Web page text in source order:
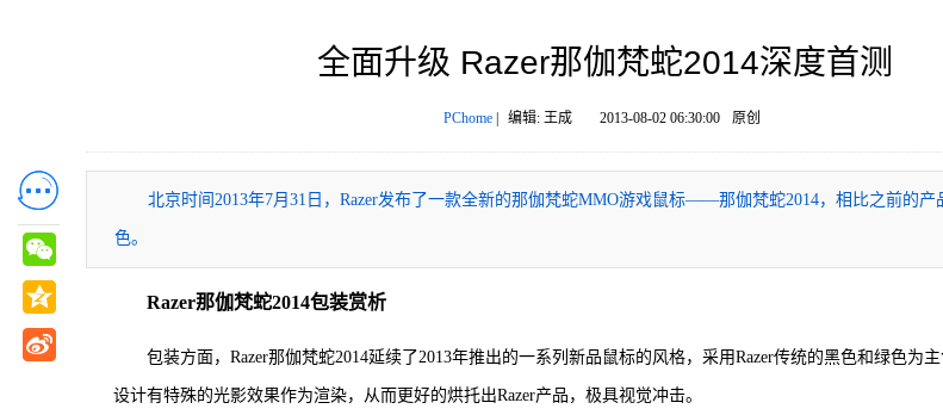
全面升级 Razer那伽梵蛇2014深度首测
PChome| 编辑: 王成 2013-08-02 06:30:00 原创
北京时间2013年7月31日，Razer发布了一款全新的那伽梵蛇MMO游戏鼠标——那伽梵蛇2014，相比之前的产
色。
Razer那伽梵蛇2014包装赏析
包装方面，Razer那伽梵蛇2014延续了2013年推出的一系列新品鼠标的风格，采用Razer传统的黑色和绿色为
设计有特殊的光影效果作为渲染，从而更好的烘托出Razer产品，极具视觉冲击。